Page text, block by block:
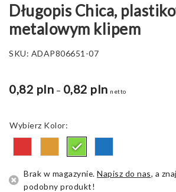
Długopis Chica,
metalowym klipem
SKU: ADAP806651-07
0,82 pln – 0,82 plnZakres
do
netto
Kolor
Brak w magazynie. Napisz do nas, a
podobny produkt!